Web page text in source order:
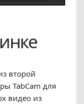
второй
TabCam для
видео из